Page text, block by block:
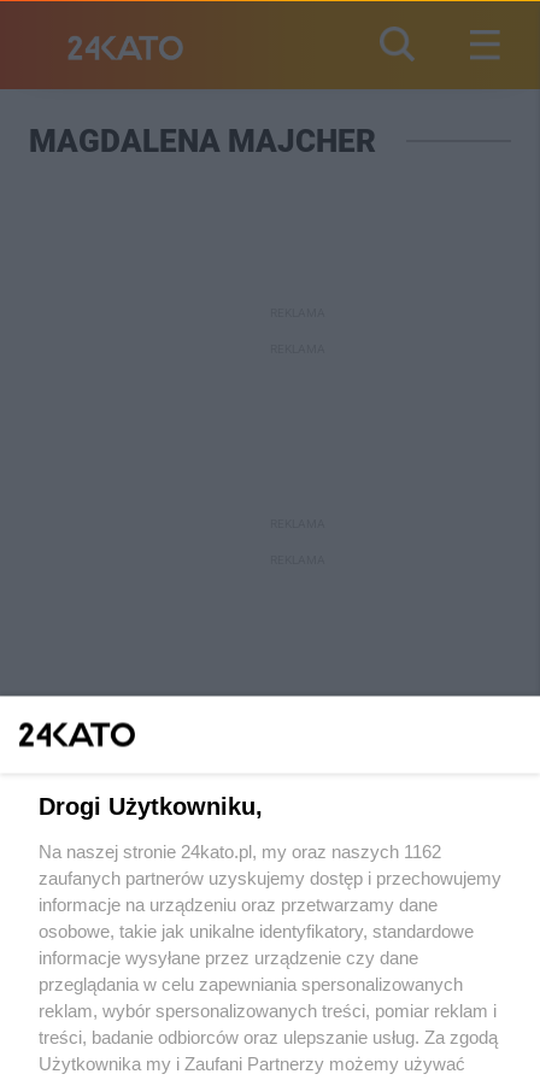
MAGDALENA MAJCHER
Wydawca mediów lokalnych
Nie zapomnij
zapoznać się z:
polityką prywatności regulamin korzystania z portali
Twojemiasto Skontaktuj sięz nami
Drogi Użytkowniku,
Na naszej stronie 24kato.pl, my oraz naszych 1162
zaufanych partnerów uzyskujemy dostęp i przechowujemy
informacje na urządzeniu oraz przetwarzamy dane
osobowe, takie jak unikalne identyfikatory, standardowe
informacje wysyłane przez urządzenie czy dane
przeglądania w celu zapewniania spersonalizowanych
reklam, wybór spersonalizowanych treści, pomiar reklam i
treści, badanie odbiorców oraz ulepszanie usług. Za zgodą
Użytkownika my i Zaufani Partnerzy możemy używać